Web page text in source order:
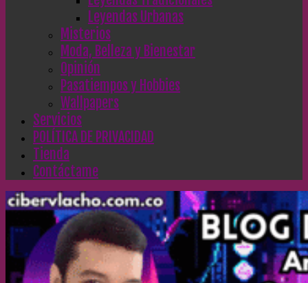
Leyendas Urbanas
Misterios
Moda, Belleza y Bienestar
Opinión
Pasatiempos y Hobbies
Wallpapers
Servicios
POLÍTICA DE PRIVACIDAD
Tienda
Contáctame